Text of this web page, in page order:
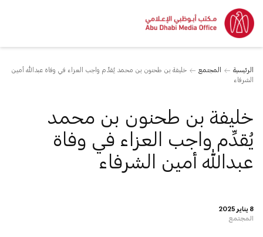
الرئيسية المجتمع
خليفة بن طحنون بن محمد يُقدِّم واجب العزاء في وفاة عبدالله أمين
الشرفاء
8 يناير 2025
المجتمع
خليفة بن طحنون بن محمد
يُقدِّم واجب العزاء في وفاة
عبدالله أمين الشرفاء